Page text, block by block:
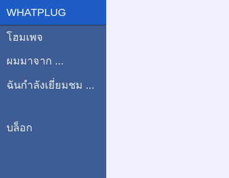
WHATPLUG
โฮมเพจ
ผมมาจาก ...
ฉันกำลังเยี่ยมชม ...
บล็อก